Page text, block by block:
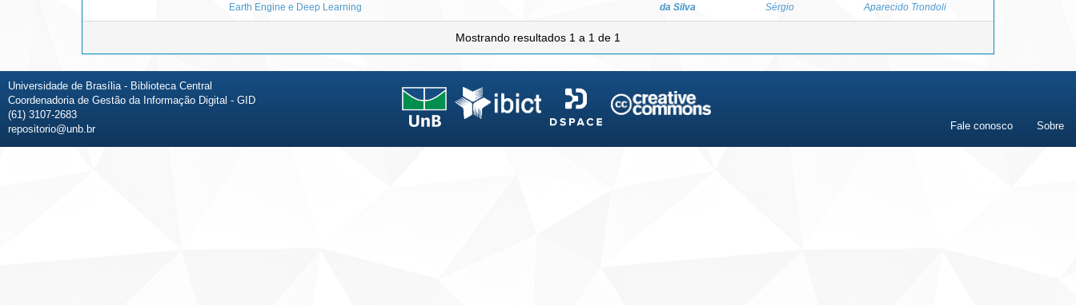
Earth Engine e Deep Learning
da Silva
Sérgio
Aparecido Trondoli
Mostrando resultados 1 a 1 de 1
Universidade de Brasília - Biblioteca Central
Coordenadoria de Gestão da Informação Digital - GID
(61) 3107-2683
repositorio@unb.br
Fale conosco Sobre